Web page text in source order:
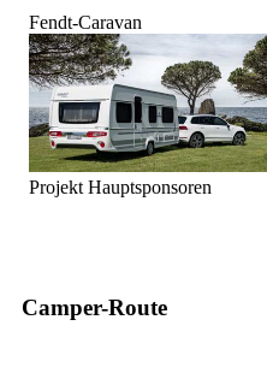
Fendt-Caravan
Projekt Hauptsponsoren
Camper-Route